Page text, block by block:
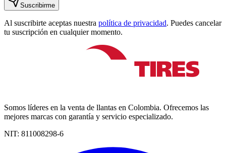
Suscribirme
Al suscribirte aceptas nuestra política de privacidad. Puedes cancelar
tu suscripción en cualquier momento.
Somos líderes en la venta de llantas en Colombia. Ofrecemos las
mejores marcas con garantía y servicio especializado.
NIT: 811008298-6